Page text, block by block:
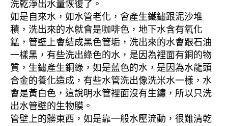
洗乾淨出水量恢復了。
如是自來水，如水管老化，會產生鐵鏽跟泥沙堆
積，洗出來的水就會是咖啡色，地下水含有氧化
錳，管壁上會結成黑色管垢，洗出來的水會跟石油
一樣黑，有些洗出綠色的水，是因為裡面有銅的物
質，生鏽產生銅綠，如是藍色的水，是因為水龍頭
合金的養化造成，有些水管洗出像洗米水一樣，水
會是黃白色，這說明水管裡面沒有生鏽，所以只洗
出水管壁的生物膜。
管壁上的髒東西，如是靠一般水壓流動，很難清乾